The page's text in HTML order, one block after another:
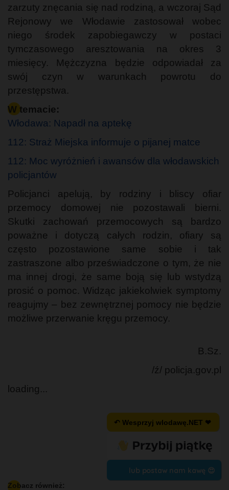
zarzuty znęcania się nad rodziną, a wczoraj Sąd
Rejonowy we Włodawie zastosował wobec
niego środek zapobiegawczy w postaci
tymczasowego aresztowania na okres 3
miesięcy. Mężczyzna będzie odpowiadał za
swój czyn w warunkach powrotu do
przestępstwa.
W temacie:
Włodawa: Napadł na aptekę
112: Straż Miejska informuje o pijanej matce
112: Moc wyróżnień i awansów dla włodawskich
policjantów
Policjanci apelują, by rodziny i bliscy ofiar
przemocy domowej nie pozostawali bierni.
Skutki zachowań przemocowych są bardzo
poważne i dotyczą całych rodzin, ofiary są
często pozostawione same sobie i tak
zastraszone albo przeświadczone o tym, że nie
ma innej drogi, że same boją się lub wstydzą
prosić o pomoc. Widząc jakiekolwiek symptomy
reagujmy – bez zewnętrznej pomocy nie będzie
możliwe przerwanie kręgu przemocy.
B.Sz.
/ź/ policja.gov.pl
loading...
↶ Wesprzyj wlodawę.NET ❤
lub postaw nam kawę 😍
Zobacz również: